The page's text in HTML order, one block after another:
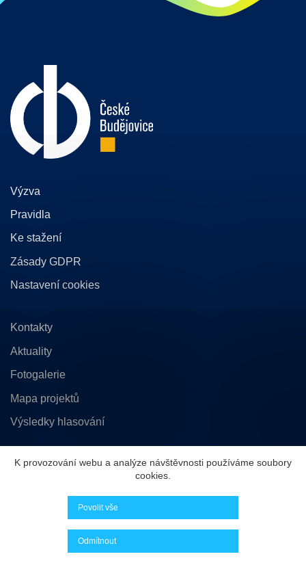
Výzva
Pravidla
Ke stažení
Zásady GDPR
Nastavení cookies
Kontakty
Aktuality
Fotogalerie
Mapa projektů
Výsledky hlasování
Statutární město České Budějovice
nám. Přemysla Otakara II. 1/1
370 92 České Budějovice
IČ: 00244732, DIČ: CZ00244732
K provozování webu a analýze návštěvnosti používáme soubory
cookies.
Povolit vše
Odmítnout